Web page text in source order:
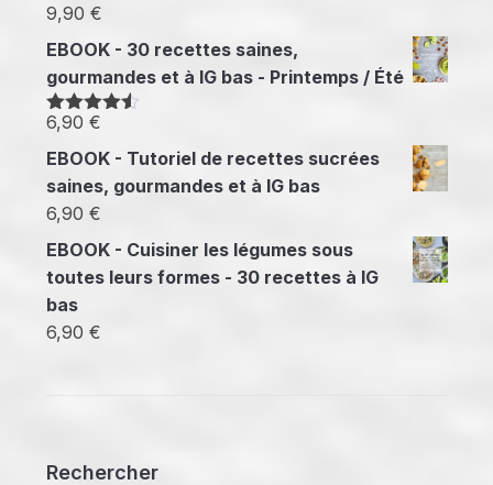
14,70 €
9,90 €
EBOOK - 30 recettes saines,
gourmandes et à IG bas - Printemps / Été
Note 4.50
6,90 €
EBOOK - Tutoriel de recettes sucrées
saines, gourmandes et à IG bas
6,90 €
EBOOK - Cuisiner les légumes sous
toutes leurs formes - 30 recettes à IG
bas
6,90 €
Rechercher